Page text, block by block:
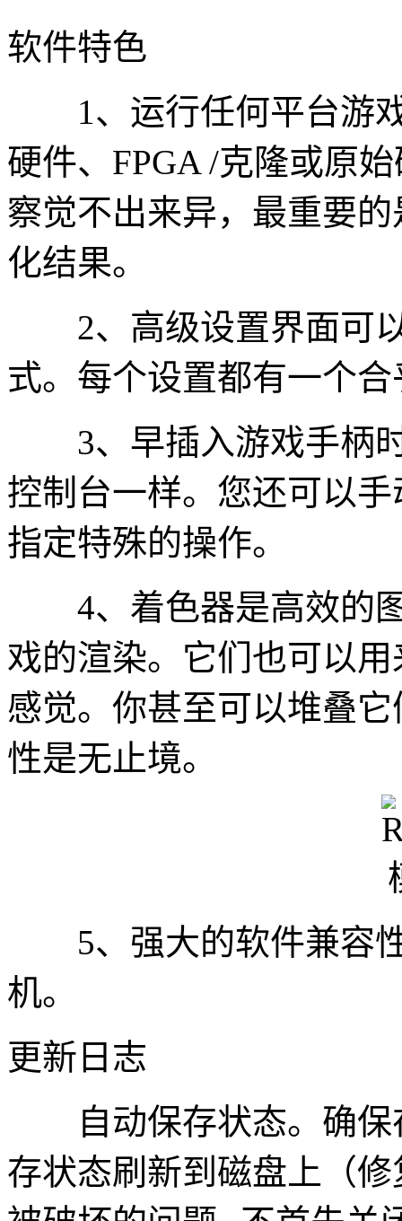
软件特色
1、运行任何平台游戏
硬件、FPGA /克隆或原
察觉不出来异，最重要
化结果。
2、高级设置界面可以
式。每个设置都有一个
3、早插入游戏手柄时
控制台一样。您还可以
指定特殊的操作。
4、着色器是高效的图
戏的渲染。它们也可以
感觉。你甚至可以堆叠
性是无止境。
5、强大的软件兼容性
机。
更新日志
自动保存状态。确保
存状态刷新到磁盘上（